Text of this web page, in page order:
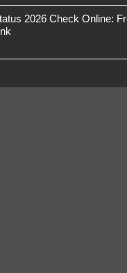
2026 Check Online: